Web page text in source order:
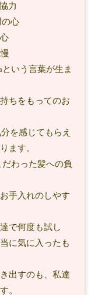
力
の心
いう言葉が生ま
ちをもってのお
を感じてもらえ
ます。
わった髪への負
手入れのしやす
で何度も試し
に気に入ったも
出すのも、私達
。